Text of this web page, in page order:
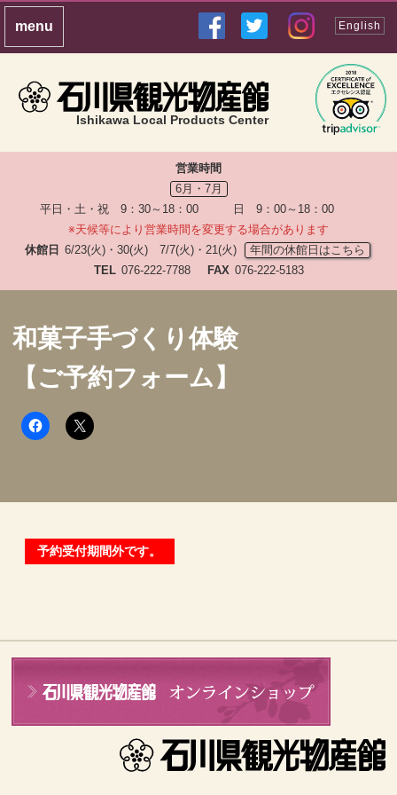
Ishikawa Local Products Center
English
営業時間
6月・7月
平日・土・祝 9：30～18：00 日 9：00～18：00
※天候等により営業時間を変更する場合があります
休館日 6/23(火)・30(火) 7/7(火)・21(火)
年間の休館日はこちら
TEL 076-222-7788 FAX 076-222-5183
和菓子手づくり体験
【ご予約フォーム】
予約受付期間外です。